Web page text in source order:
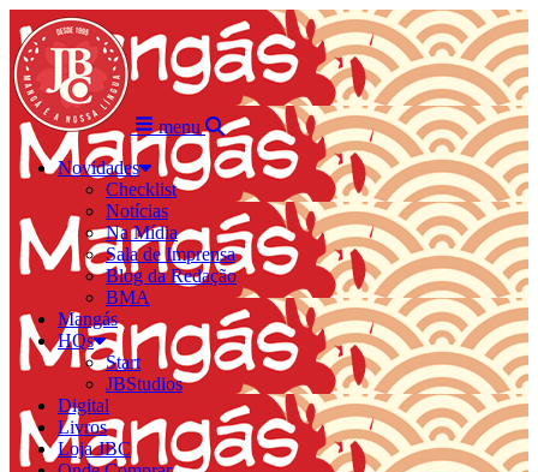
menu
Novidades
Checklist
Notícias
Na Mídia
Sala de Imprensa
Blog da Redação
BMA
Mangás
HQs
Start
JBStudios
Digital
Livros
Loja JBC